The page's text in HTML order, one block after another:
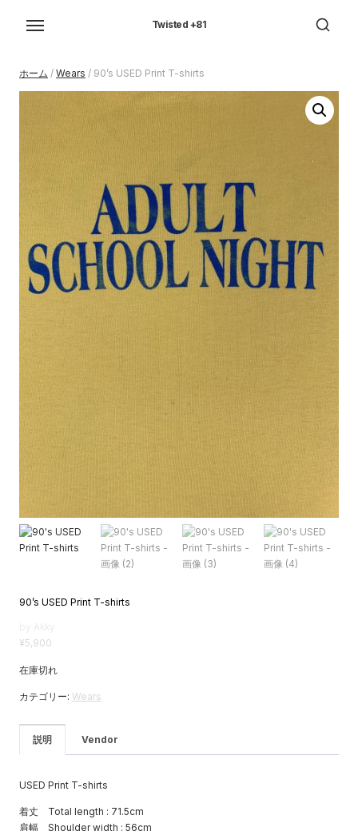
Twisted +81
ホーム / Wears / 90’s USED Print T-shirts
90’s USED Print T-shirts
¥5,900
在庫切れ
カテゴリー: Wears
説明 Vendor
USED Print T-shirts
着丈 Total length : 71.5cm
肩幅 Shoulder width : 56cm